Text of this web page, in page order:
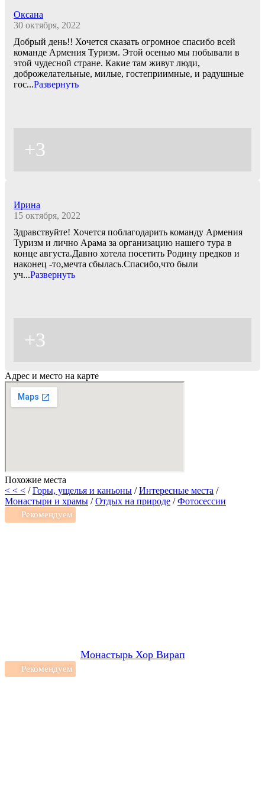
Оксана
30 октября, 2022
Добрый день!! Хочется сказать огромное спасибо всей
команде Армения Туризм. Этой осенью мы побывали в
этой чудесной стране. Какие там живут люди,
доброжелательные, милые, гостеприимные, и радушные
гос...Развернуть
+3
Ирина
15 октября, 2022
Здравствуйте! Хочется поблагодарить команду Армения
Туризм и лично Арама за организацию нашего тура в
конце августа.Давно хотела посетить Родину предков и
наконец -то,мечта сбылась.Спасибо,что были
уч...Развернуть
+3
Адрес и место на карте
Похожие места
< < < /Горы, ущелья и каньоны /Интересные места /
Монастыри и храмы /Отдых на природе /Фотосессии
Рекомендуем
Монастырь Хор Вирап
Рекомендуем